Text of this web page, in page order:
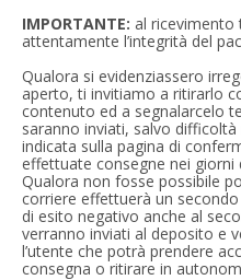
IMPORTANTE: al ricevimento
attentamente l’integrità del
Qualora si evidenziassero
aperto, ti invitiamo a ritirarlo
contenuto ed a segnalarcelo
saranno inviati, salvo
indicata sulla pagina di
effettuate consegne nei
Qualora non fosse possibile
corriere effettuerà un
di esito negativo anche al
verranno inviati al deposito e
l’utente che potrà prendere
consegna o ritirare in